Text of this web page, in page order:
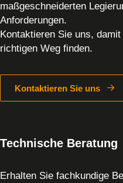
maßgeschneiderten
Anforderungen.
Kontaktieren Sie uns,
richtigen Weg finden.
Kontaktieren Sie uns
Technische Beratung
Erhalten Sie fachkundige